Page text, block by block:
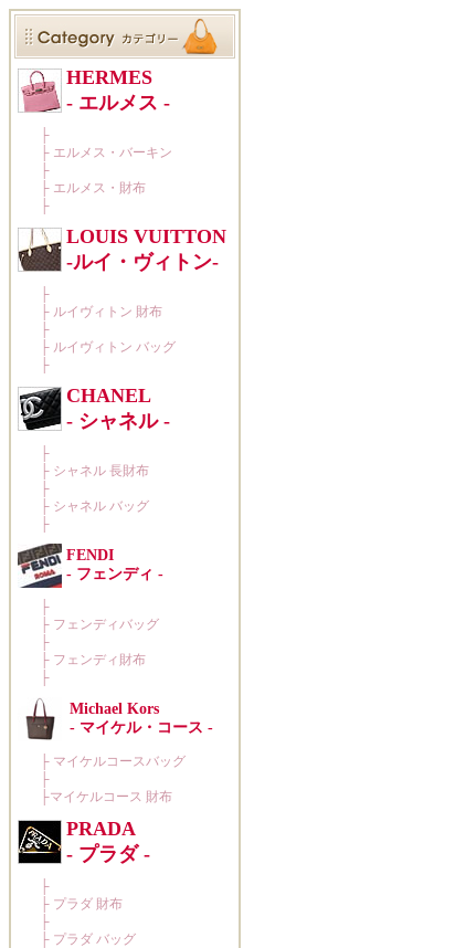
HERMES
- エルメス -
├
├ エルメス・バーキン
├
├ エルメス・財布
├
LOUIS VUITTON
-ルイ・ヴィトン-
├
├ ルイヴィトン 財布
├
├ ルイヴィトン バッグ
├
CHANEL
- シャネル -
├
├ シャネル 長財布
├
├ シャネル バッグ
├
FENDI
- フェンディ -
├
├ フェンディバッグ
├
├ フェンディ財布
├
Michael Kors
- マイケル・コース -
├ マイケルコースバッグ
├
├マイケルコース 財布
PRADA
- プラダ -
├
├ プラダ 財布
├
├ プラダ バッグ